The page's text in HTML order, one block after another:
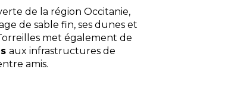
de la région Occitanie,
de sable fin, ses dunes et
met également de
aux infrastructures de
amis.